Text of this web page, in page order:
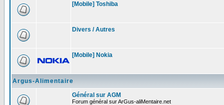
[Mobile] Toshiba
Divers / Autres
[Mobile] Nokia
Argus-Alimentaire
Général sur AGM
Forum général sur ArGus-aliMentaire.net